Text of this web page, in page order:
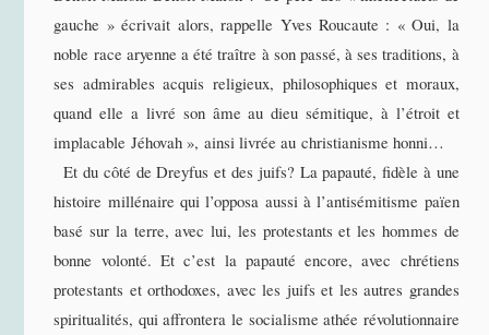
gauche » écrivait alors, rappelle Yves Roucaute : « Oui, la
noble race aryenne a été traître à son passé, à ses traditions, à
ses admirables acquis religieux, philosophiques et moraux,
quand elle a livré son âme au dieu sémitique, à l’étroit et
implacable Jéhovah », ainsi livrée au christianisme honni…
Et du côté de Dreyfus et des juifs? La papauté, fidèle à une
histoire millénaire qui l’opposa aussi à l’antisémitisme païen
basé sur la terre, avec lui, les protestants et les hommes de
bonne volonté. Et c’est la papauté encore, avec chrétiens
protestants et orthodoxes, avec les juifs et les autres grandes
spiritualités, qui affrontera le socialisme athée révolutionnaire